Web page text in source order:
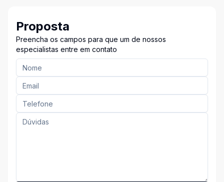
Proposta
Preencha os campos para que um de nossos
especialistas entre em contato